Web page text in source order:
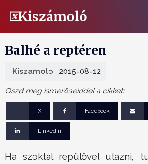
Balhé a reptéren
Kiszamolo 2015-08-12
Oszd meg ismerőseiddel a cikket:
X Facebook
Linkedin
Ha szoktál repülővel utazni,